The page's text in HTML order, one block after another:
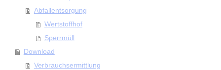
Abfallentsorgung
Wertstoffhof
Sperrmüll
Download
Verbrauchsermittlung